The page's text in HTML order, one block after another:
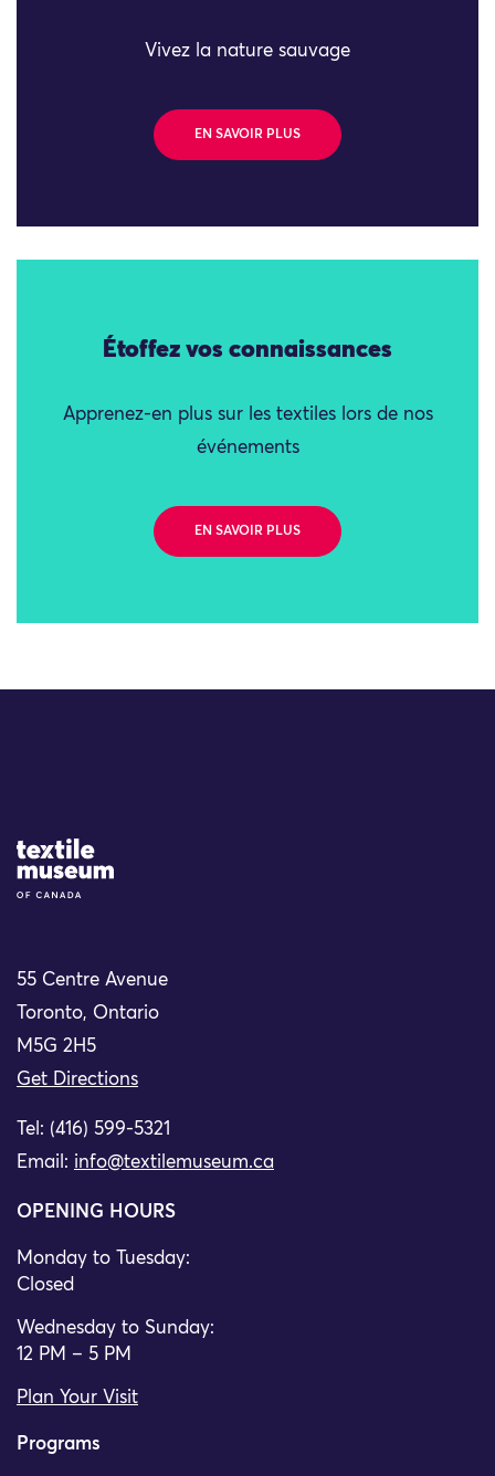
Vivez la nature sauvage
EN SAVOIR PLUS
Étoffez vos connaissances
Apprenez-en plus sur les textiles lors de nos
événements
EN SAVOIR PLUS
Site Logo
55 Centre Avenue
Toronto, Ontario
M5G 2H5
Get Directions
Tel: (416) 599-5321
Email: info@textilemuseum.ca
OPENING HOURS
Monday to Tuesday:
Closed
Wednesday to Sunday:
12 PM – 5 PM
Plan Your Visit
Programs